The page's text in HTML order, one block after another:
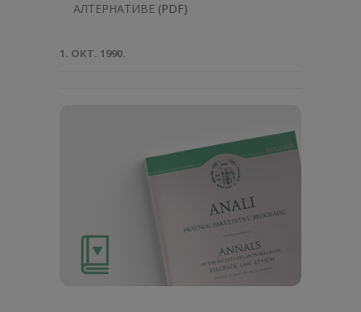
АЛТЕРНАТИВЕ (PDF)
1. ОКТ. 1990.